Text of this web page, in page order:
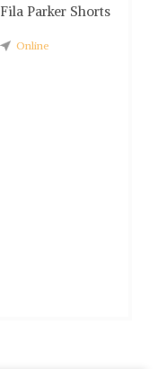
Fila Parker Shorts
Online